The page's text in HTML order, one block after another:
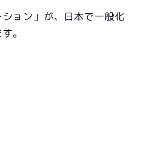
ョン」が、日本で一般化
。